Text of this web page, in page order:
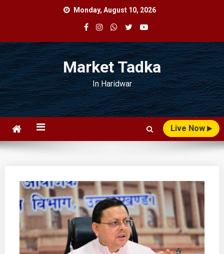
Monday, August 10, 2026
Market Tadka
In Haridwar
Live Now